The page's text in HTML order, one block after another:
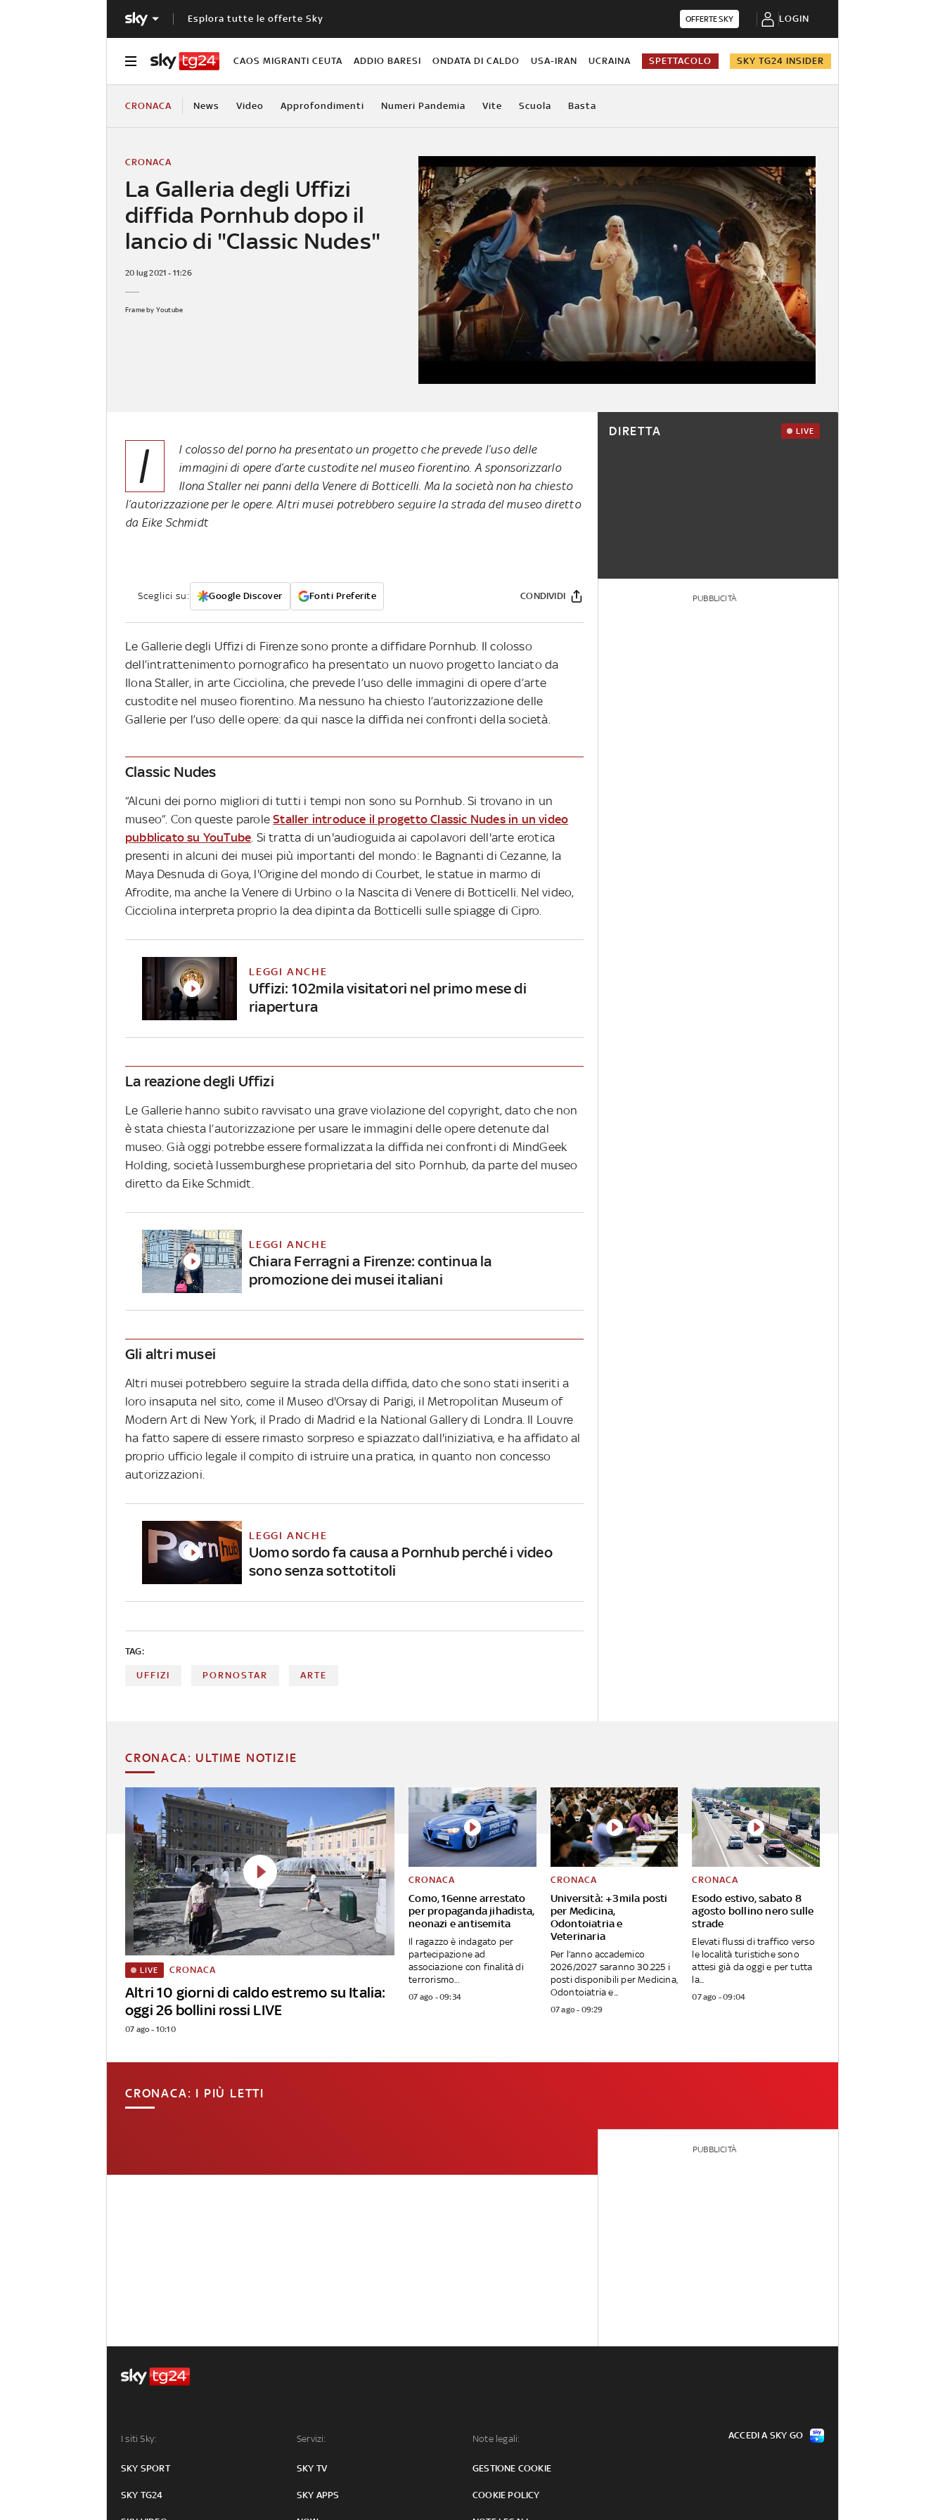
Esplora tutte le offerte Sky OFFERTE SKY LOGIN
CAOS MIGRANTI CEUTA ADDIO BARESI ONDATA DI CALDO USA-IRAN UCRAINA SPETTACOLO SKY TG24 INSIDER
CRONACA News Video Approfondimenti Numeri Pandemia Vite Scuola Basta
La Galleria degli Uffizi
diffida Pornhub dopo il
lancio di "Classic Nudes"
CRONACA
20 lug 2021 - 11:26
Frame by Youtube
I
l colosso del porno ha presentato un progetto che prevede l’uso delle
immagini di opere d’arte custodite nel museo fiorentino. A sponsorizzarlo
Ilona Staller nei panni della Venere di Botticelli. Ma la società non ha chiesto
l’autorizzazione per le opere. Altri musei potrebbero seguire la strada del museo diretto
da Eike Schmidt
Sceglici su: Google Discover Fonti Preferite CONDIVIDI
Le Gallerie degli Uffizi di Firenze sono pronte a diffidare Pornhub. Il colosso
dell’intrattenimento pornografico ha presentato un nuovo progetto lanciato da
Ilona Staller, in arte Cicciolina, che prevede l’uso delle immagini di opere d’arte
custodite nel museo fiorentino. Ma nessuno ha chiesto l’autorizzazione delle
Gallerie per l’uso delle opere: da qui nasce la diffida nei confronti della società.
Classic Nudes
“Alcuni dei porno migliori di tutti i tempi non sono su Pornhub. Si trovano in un
museo”. Con queste paroleStaller introduce il progetto Classic Nudes in un video
pubblicato su YouTube. Si tratta di un'audioguida ai capolavori dell'arte erotica
presenti in alcuni dei musei più importanti del mondo: le Bagnanti di Cezanne, la
Maya Desnuda di Goya, l'Origine del mondo di Courbet, le statue in marmo di
Afrodite, ma anche la Venere di Urbino o la Nascita di Venere di Botticelli. Nel video,
Cicciolina interpreta proprio la dea dipinta da Botticelli sulle spiagge di Cipro.
LEGGI ANCHE
Uffizi: 102mila visitatori nel primo mese di
riapertura
La reazione degli Uffizi
Le Gallerie hanno subito ravvisato una grave violazione del copyright, dato che non
è stata chiesta l’autorizzazione per usare le immagini delle opere detenute dal
museo. Già oggi potrebbe essere formalizzata la diffida nei confronti di MindGeek
Holding, società lussemburghese proprietaria del sito Pornhub, da parte del museo
diretto da Eike Schmidt.
LEGGI ANCHE
Chiara Ferragni a Firenze: continua la
promozione dei musei italiani
Gli altri musei
Altri musei potrebbero seguire la strada della diffida, dato che sono stati inseriti a
loro insaputa nel sito, come il Museo d'Orsay di Parigi, il Metropolitan Museum of
Modern Art di New York, il Prado di Madrid e la National Gallery di Londra. Il Louvre
ha fatto sapere di essere rimasto sorpreso e spiazzato dall'iniziativa, e ha affidato al
proprio ufficio legale il compito di istruire una pratica, in quanto non concesso
autorizzazioni.
LEGGI ANCHE
Uomo sordo fa causa a Pornhub perché i video
sono senza sottotitoli
TAG:
UFFIZI PORNOSTAR ARTE
DIRETTA LIVE
PUBBLICITÀ
CRONACA: ULTIME NOTIZIE
Altri 10 giorni di caldo estremo su Italia:
oggi 26 bollini rossi LIVE
LIVE CRONACA
07 ago - 10:10
Como, 16enne arrestato
per propaganda jihadista,
neonazi e antisemita
CRONACA
Il ragazzo è indagato per
partecipazione ad
associazione con finalità di
terrorismo...
07 ago - 09:34
Università: +3mila posti
per Medicina,
Odontoiatria e
Veterinaria
CRONACA
Per l’anno accademico
2026/2027 saranno 30.225 i
posti disponibili per Medicina,
Odontoiatria e...
07 ago - 09:29
Esodo estivo, sabato 8
agosto bollino nero sulle
strade
CRONACA
Elevati flussi di traffico verso
le località turistiche sono
attesi già da oggi e per tutta
la...
07 ago - 09:04
CRONACA: I PIÙ LETTI
PUBBLICITÀ
I siti Sky:
SKY SPORT
SKY TG24
Servizi:
SKY TV
SKY APPS
Note legali:
GESTIONE COOKIE
COOKIE POLICY
ACCEDI A SKY GO